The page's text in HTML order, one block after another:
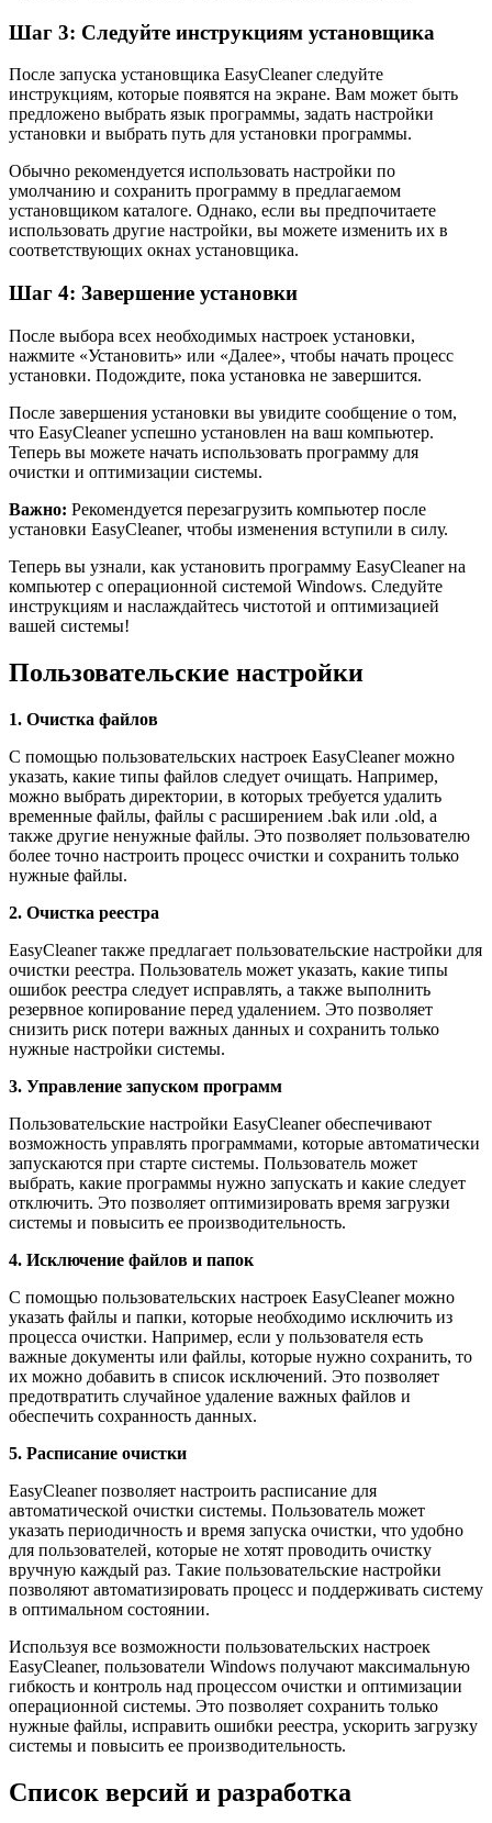
Шаг 3: Следуйте инструкциям установщика
После запуска установщика EasyCleaner следуйте
инструкциям, которые появятся на экране. Вам может быть
предложено выбрать язык программы, задать настройки
установки и выбрать путь для установки программы.
Обычно рекомендуется использовать настройки по
умолчанию и сохранить программу в предлагаемом
установщиком каталоге. Однако, если вы предпочитаете
использовать другие настройки, вы можете изменить их в
соответствующих окнах установщика.
Шаг 4: Завершение установки
После выбора всех необходимых настроек установки,
нажмите «Установить» или «Далее», чтобы начать процесс
установки. Подождите, пока установка не завершится.
После завершения установки вы увидите сообщение о том,
что EasyCleaner успешно установлен на ваш компьютер.
Теперь вы можете начать использовать программу для
очистки и оптимизации системы.
Важно: Рекомендуется перезагрузить компьютер после
установки EasyCleaner, чтобы изменения вступили в силу.
Теперь вы узнали, как установить программу EasyCleaner на
компьютер с операционной системой Windows. Следуйте
инструкциям и наслаждайтесь чистотой и оптимизацией
вашей системы!
Пользовательские настройки
1. Очистка файлов
С помощью пользовательских настроек EasyCleaner можно
указать, какие типы файлов следует очищать. Например,
можно выбрать директории, в которых требуется удалить
временные файлы, файлы с расширением .bak или .old, а
также другие ненужные файлы. Это позволяет пользователю
более точно настроить процесс очистки и сохранить только
нужные файлы.
2. Очистка реестра
EasyCleaner также предлагает пользовательские настройки для
очистки реестра. Пользователь может указать, какие типы
ошибок реестра следует исправлять, а также выполнить
резервное копирование перед удалением. Это позволяет
снизить риск потери важных данных и сохранить только
нужные настройки системы.
3. Управление запуском программ
Пользовательские настройки EasyCleaner обеспечивают
возможность управлять программами, которые автоматически
запускаются при старте системы. Пользователь может
выбрать, какие программы нужно запускать и какие следует
отключить. Это позволяет оптимизировать время загрузки
системы и повысить ее производительность.
4. Исключение файлов и папок
С помощью пользовательских настроек EasyCleaner можно
указать файлы и папки, которые необходимо исключить из
процесса очистки. Например, если у пользователя есть
важные документы или файлы, которые нужно сохранить, то
их можно добавить в список исключений. Это позволяет
предотвратить случайное удаление важных файлов и
обеспечить сохранность данных.
5. Расписание очистки
EasyCleaner позволяет настроить расписание для
автоматической очистки системы. Пользователь может
указать периодичность и время запуска очистки, что удобно
для пользователей, которые не хотят проводить очистку
вручную каждый раз. Такие пользовательские настройки
позволяют автоматизировать процесс и поддерживать систему
в оптимальном состоянии.
Используя все возможности пользовательских настроек
EasyCleaner, пользователи Windows получают максимальную
гибкость и контроль над процессом очистки и оптимизации
операционной системы. Это позволяет сохранить только
нужные файлы, исправить ошибки реестра, ускорить загрузку
системы и повысить ее производительность.
Список версий и разработка